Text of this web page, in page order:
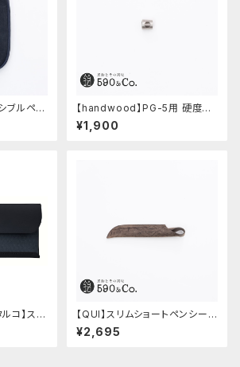
ブルペン
【handwood】PG-5用 硬度表
示窓 (ステンレス/六角窓)
¥1,900
コ】スナ
Blue)
【QUI】スリムショートペンシー
ス・クードゥー (ストーン)
¥2,695